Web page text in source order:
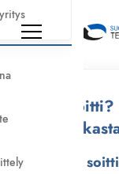
Kuka
Kuka